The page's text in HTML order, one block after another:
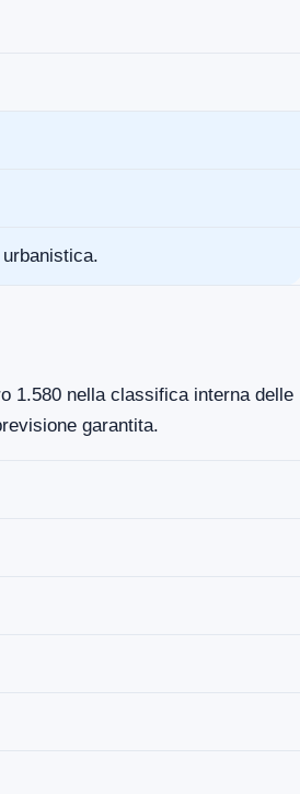
1.580 nella classifica interna delle
garantita.